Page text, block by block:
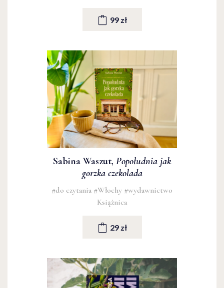
99 zł
Sabina Waszut, Popołudnia jak
gorzka czekolada
#do czytania #Włochy #wydawnictwo
Książnica
29 zł